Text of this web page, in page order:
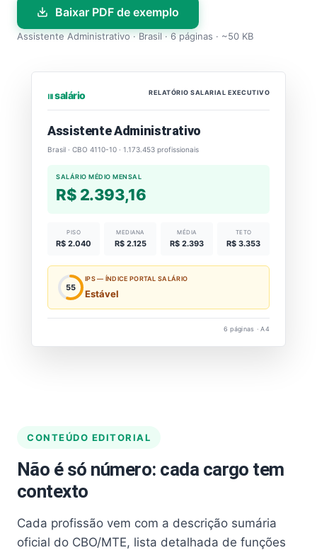
Baixar PDF de exemplo
Assistente Administrativo · Brasil · 6 páginas · ~50 KB
⏐⏐⏐ salário RELATÓRIO SALARIAL EXECUTIVO
Assistente Administrativo
Brasil · CBO 4110-10 · 1.173.453 profissionais
SALÁRIO MÉDIO MENSAL
R$ 2.393,16
PISO
R$ 2.040
MEDIANA
R$ 2.125
MÉDIA
R$ 2.393
TETO
R$ 3.353
55
IPS — ÍNDICE PORTAL SALÁRIO
Estável
6 páginas · A4
CONTEÚDO EDITORIAL
Não é só número: cada cargo tem
contexto
Cada profissão vem com a descrição sumária
oficial do CBO/MTE, lista detalhada de funções